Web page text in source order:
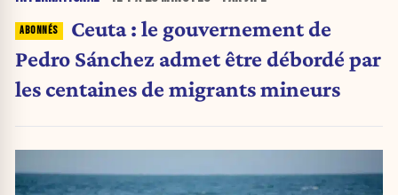
Ceuta : le gouvernement de
Pedro Sánchez admet être débordé par
les centaines de migrants mineurs